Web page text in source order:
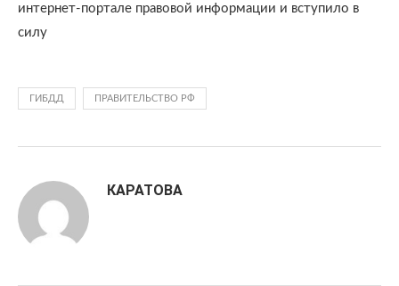
интернет-портале правовой информации и вступило в
силу
ГИБДД ПРАВИТЕЛЬСТВО РФ
КАРАТОВА